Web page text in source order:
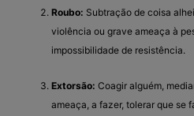
Roubo: Subtração de coisa
violência ou grave ameaça à
impossibilidade de resistência.
Extorsão: Coagir alguém,
ameaça, a fazer, tolerar que se